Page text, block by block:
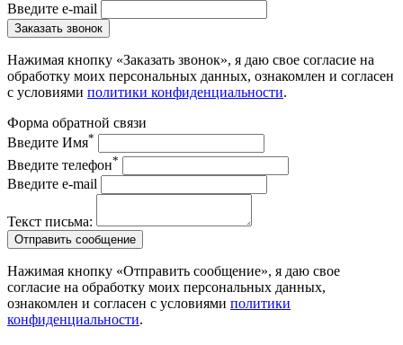
Введите e-mail
Заказать звонок
Нажимая кнопку «Заказать звонок», я даю свое согласие на
обработку моих персональных данных, ознакомлен и согласен
с условиями политики конфиденциальности.
Форма обратной связи
Введите Имя*
Введите телефон*
Введите e-mail
Текст письма:
Отправить сообщение
Нажимая кнопку «Отправить сообщение», я даю свое
согласие на обработку моих персональных данных,
ознакомлен и согласен с условиями политики
конфиденциальности.